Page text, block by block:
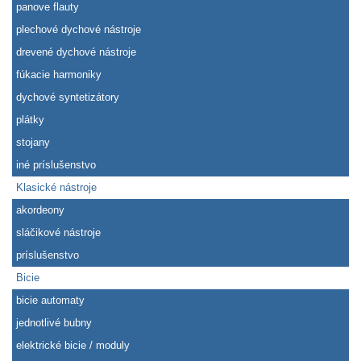
panove flauty
plechové dychové nástroje
drevené dychové nástroje
fúkacie harmoniky
dychové syntetizátory
plátky
stojany
iné príslušenstvo
Klasické nástroje
akordeony
sláčikové nástroje
príslušenstvo
Bicie
bicie automaty
jednotlivé bubny
elektrické bicie / moduly